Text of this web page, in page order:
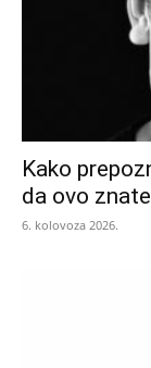
Kako
da ovo znate
6. kolovoza 2026.